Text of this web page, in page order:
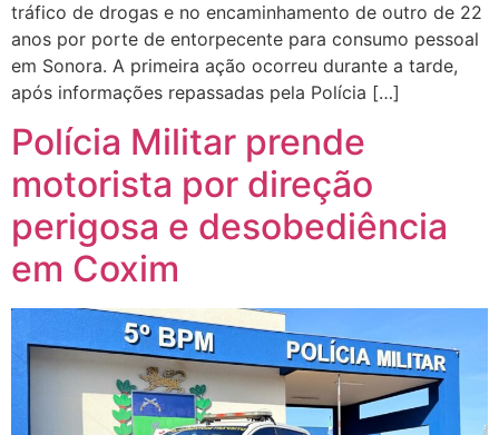
tráfico de drogas e no encaminhamento de outro de 22
anos por porte de entorpecente para consumo pessoal
em Sonora. A primeira ação ocorreu durante a tarde,
após informações repassadas pela Polícia […]
Polícia Militar prende
motorista por direção
perigosa e desobediência
em Coxim